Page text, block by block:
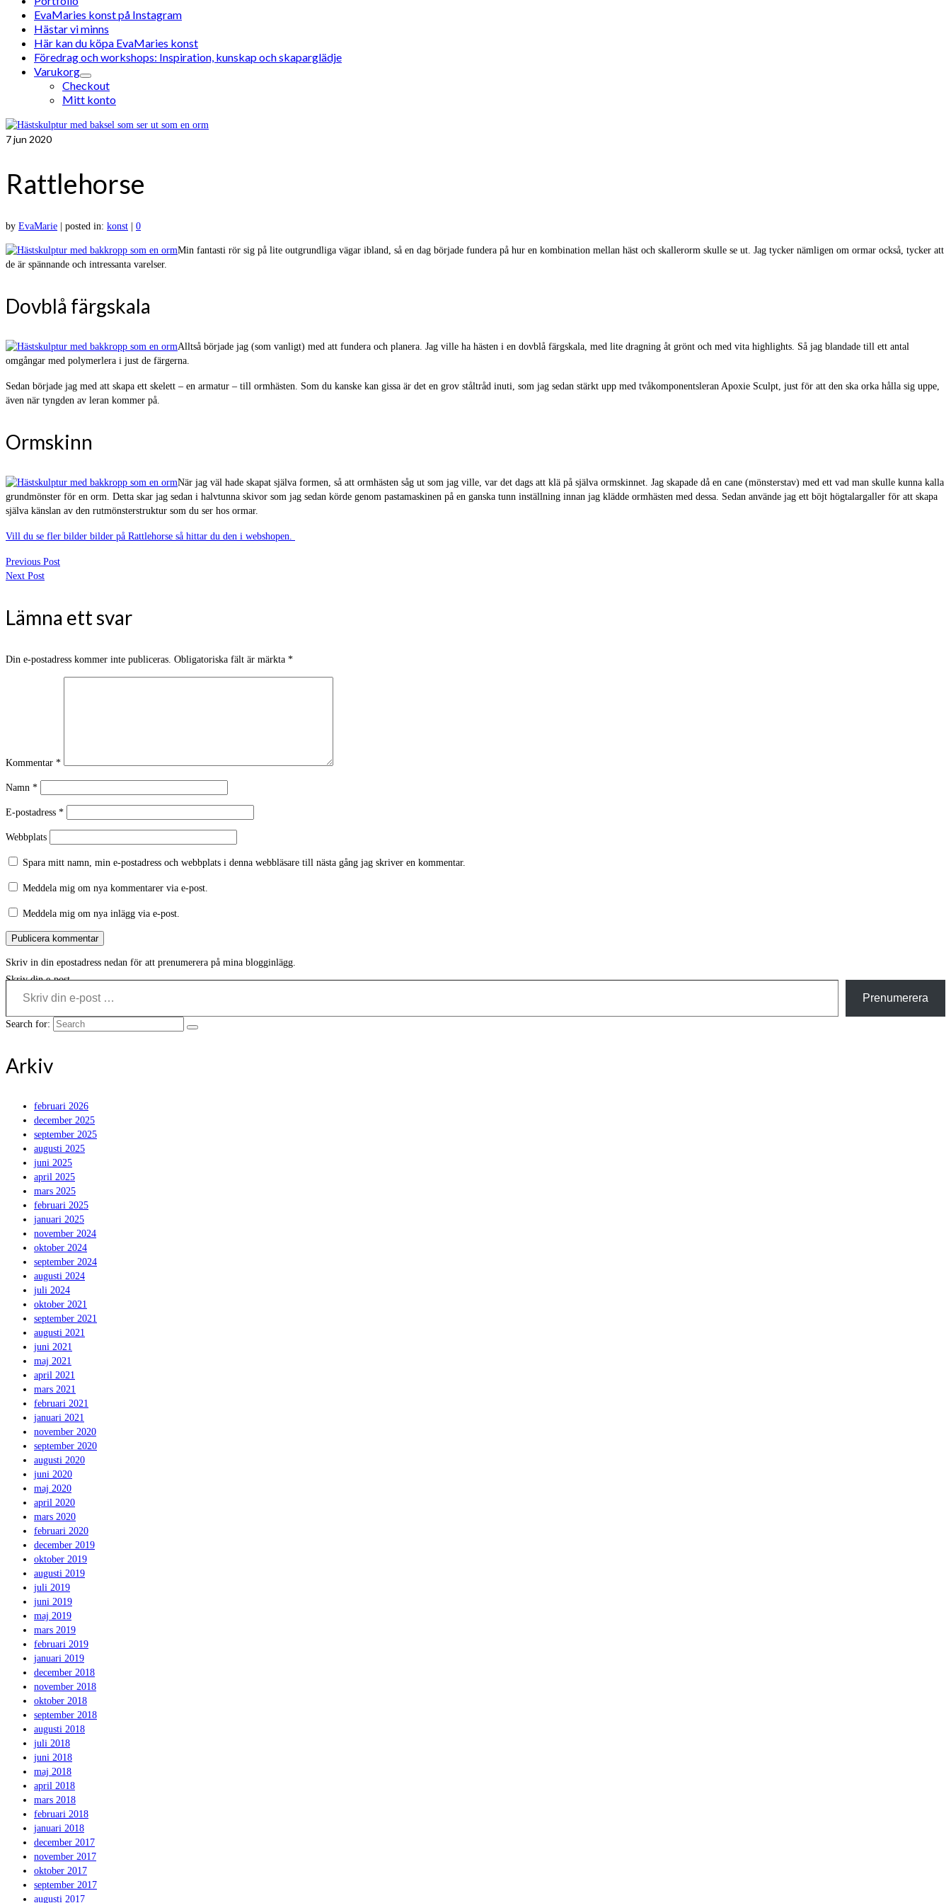
EvaMaries konst på Instagram
Hästar vi minns
Här kan du köpa EvaMaries konst
Föredrag och workshops: Inspiration, kunskap och skaparglädje
Varukorg
Checkout
Mitt konto
7jun 2020
Rattlehorse
by EvaMarie posted in: konst 0
Min fantasti rör sig på lite outgrundliga vägar ibland, så en dag började fundera på hur en kombination mellan häst och skallerorm skulle se ut. Jag tycker nämligen om ormar också, tycker att
de är spännande och intressanta varelser.
Dovblå färgskala
Alltså började jag (som vanligt) med att fundera och planera. Jag ville ha hästen i en dovblå färgskala, med lite dragning åt grönt och med vita highlights. Så jag blandade till ett antal
omgångar med polymerlera i just de färgerna.
Sedan började jag med att skapa ett skelett – en armatur – till ormhästen. Som du kanske kan gissa är det en grov ståltråd inuti, som jag sedan stärkt upp med tvåkomponentsleran Apoxie Sculpt, just för att den ska orka hålla sig uppe,
även när tyngden av leran kommer på.
Ormskinn
När jag väl hade skapat själva formen, så att ormhästen såg ut som jag ville, var det dags att klä på själva ormskinnet. Jag skapade då en cane (mönsterstav) med ett vad man skulle kunna kalla
grundmönster för en orm. Detta skar jag sedan i halvtunna skivor som jag sedan körde genom pastamaskinen på en ganska tunn inställning innan jag klädde ormhästen med dessa. Sedan använde jag ett böjt högtalargaller för att skapa
själva känslan av den rutmönsterstruktur som du ser hos ormar.
Vill du se fler bilder bilder på Rattlehorse så hittar du den i webshopen.
Previous Post
Next Post
Lämna ett svar
Din e-postadress kommer inte publiceras. Obligatoriska fält är märkta *
Kommentar *
Namn *
E-postadress *
Webbplats
Spara mitt namn, min e-postadress och webbplats i denna webbläsare till nästa gång jag skriver en kommentar.
Meddela mig om nya kommentarer via e-post.
Meddela mig om nya inlägg via e-post.
Skriv in din epostadress nedan för att prenumerera på mina blogginlägg.
Skriv din e-post …
Prenumerera
Search for:
Arkiv
februari 2026
december 2025
september 2025
augusti 2025
juni 2025
april 2025
mars 2025
februari 2025
januari 2025
november 2024
oktober 2024
september 2024
augusti 2024
juli 2024
oktober 2021
september 2021
augusti 2021
juni 2021
maj 2021
april 2021
mars 2021
februari 2021
januari 2021
november 2020
september 2020
augusti 2020
juni 2020
maj 2020
april 2020
mars 2020
februari 2020
december 2019
oktober 2019
augusti 2019
juli 2019
juni 2019
maj 2019
mars 2019
februari 2019
januari 2019
december 2018
november 2018
oktober 2018
september 2018
augusti 2018
juli 2018
juni 2018
maj 2018
april 2018
mars 2018
februari 2018
januari 2018
december 2017
november 2017
oktober 2017
september 2017
augusti 2017